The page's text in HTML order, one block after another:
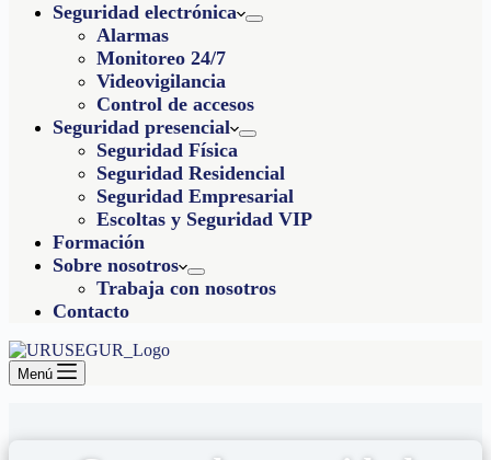
Seguridad electrónica
Alarmas
Monitoreo 24/7
Videovigilancia
Control de accesos
Seguridad presencial
Seguridad Física
Seguridad Residencial
Seguridad Empresarial
Escoltas y Seguridad VIP
Formación
Sobre nosotros
Trabaja con nosotros
Contacto
Menú